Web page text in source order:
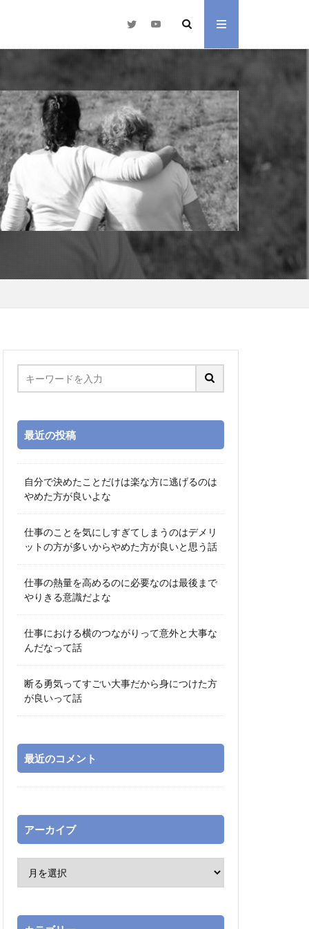
最近の投稿
自分で決めたことだけは楽な方に逃げるのは
やめた方が良いよな
仕事のことを気にしすぎてしまうのはデメリ
ットの方が多いからやめた方が良いと思う話
仕事の熱量を高めるのに必要なのは最後まで
やりきる意識だよな
仕事における横のつながりって意外と大事な
んだなって話
断る勇気ってすごい大事だから身につけた方
が良いって話
最近のコメント
アーカイブ